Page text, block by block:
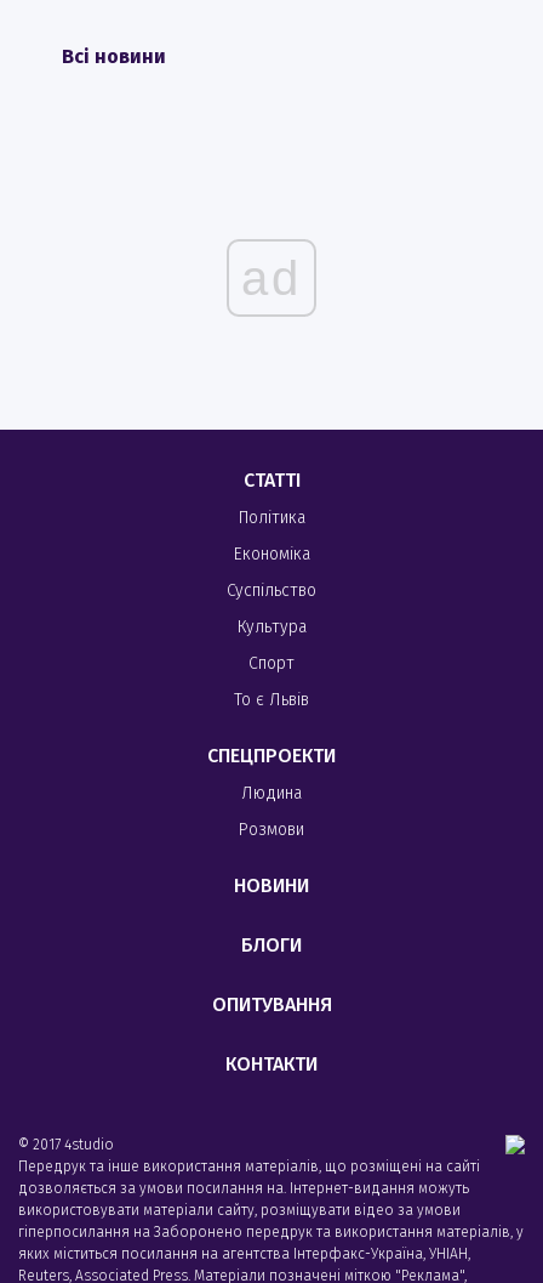
Всі новини
ad
СТАТТІ
Політика
Економіка
Суспільство
Культура
Спорт
То є Львів
СПЕЦПРОЕКТИ
Людина
Розмови
НОВИНИ
БЛОГИ
ОПИТУВАННЯ
КОНТАКТИ
© 2017 4studio
Передрук та інше використання матеріалів, що розміщені на сайті
дозволяється за умови посилання на. Інтернет-видання можуть
використовувати матеріали сайту, розміщувати відео за умови
гіперпосилання на Заборонено передрук та використання матеріалів, у
яких міститься посилання на агентства Iнтерфакс-Україна, УНIАН,
Reuters, Associated Press. Матеріали позначені міткою "Реклама",